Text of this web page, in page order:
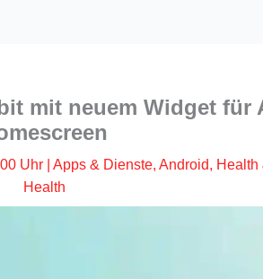
mit neuem Widget für
Uhr Apps & Dienste, Android, Health
Health